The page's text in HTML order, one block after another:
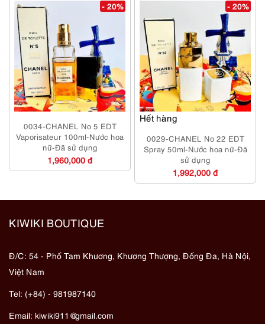
- 20%
0034-CHANEL No 5 EDT
Vaporisateur 100ml-Nước hoa
nữ-Đã sử dụng
1,960,000 đ
Hết hàng
- 20%
0029-CHANEL No 22 EDT
Spray 50ml-Nước hoa nữ-Đã
sử dụng
1,992,000 đ
KIWIKI BOUTIQUE
Đ/C: 54 - Phố Tam Khương, Khương Thượng, Đống Đa, Hà Nội,
Việt Nam
Tel: (+84) - 981987140
Email: kiwiki911@gmail.com